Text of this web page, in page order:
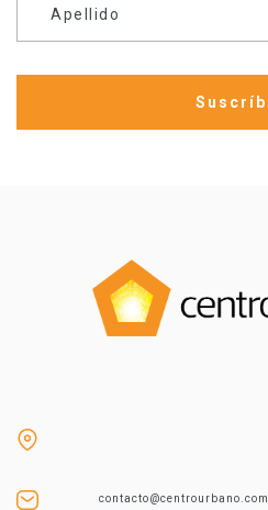
Apellido
contacto@centrourbano.com